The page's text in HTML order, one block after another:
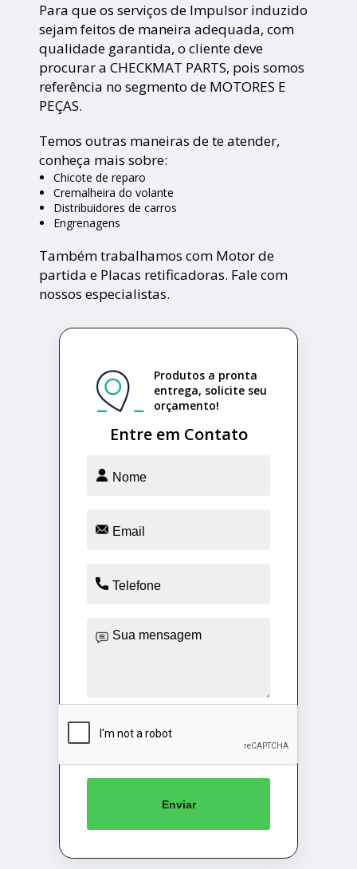
Para que os serviços de Impulsor induzido
sejam feitos de maneira adequada, com
qualidade garantida, o cliente deve
procurar a CHECKMAT PARTS, pois somos
referência no segmento de MOTORES E
PEÇAS.
Temos outras maneiras de te atender,
conheça mais sobre:
Chicote de reparo
Cremalheira do volante
Distribuidores de carros
Engrenagens
Também trabalhamos com Motor de
partida e Placas retificadoras. Fale com
nossos especialistas.
Entre em Contato
Produtos a pronta
entrega, solicite seu
orçamento!
Enviar